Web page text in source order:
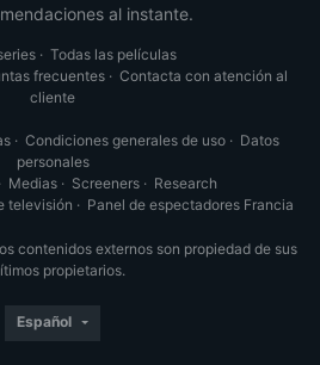
al instante.
· Todas las películas
frecuentes· Contacta con atención al
cliente
· Condiciones generales de uso· Datos
personales
· Medias· Screeners· Research
televisión · Panel de espectadores Francia
contenidos externos son propiedad de sus
propietarios.
Español